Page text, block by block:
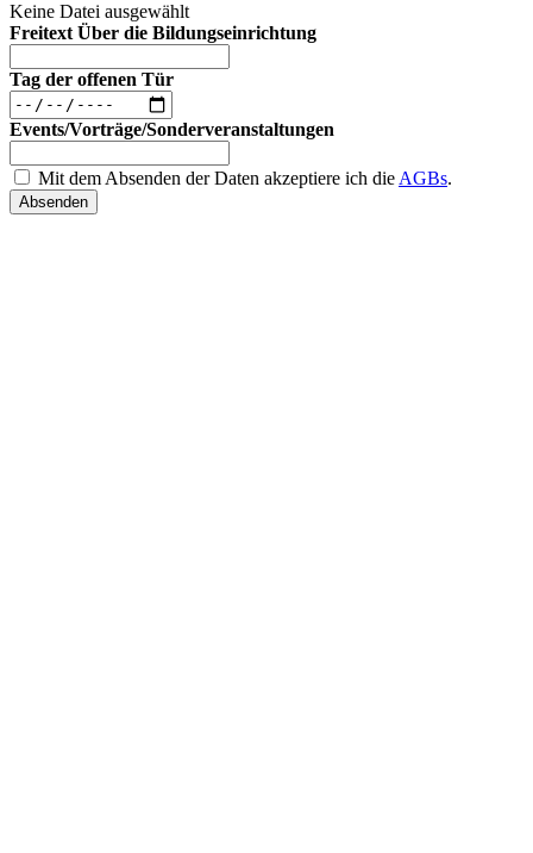
Keine Datei ausgewählt
Freitext Über die Bildungseinrichtung
Tag der offenen Tür
Events/Vorträge/Sonderveranstaltungen
Mit dem Absenden der Daten akzeptiere ich die AGBs.
Absenden